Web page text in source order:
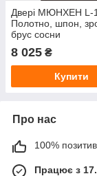
Двері МЮНХЕН L-
Полотно, шпон,
брус сосни
8 025 ₴
Купити
Про нас
100%
Працює з